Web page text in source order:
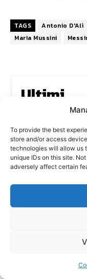
To provide the best
store and/or access
technologies will allow us
unique IDs on this site.
adversely affect certain
TAGS Antonio D'Alì
Maria Mussini
Ultimi
Gretchen Dow
Yorker
16 Aprile 2025
Ancora
6 Ottobre 2023
Era ubriaca…